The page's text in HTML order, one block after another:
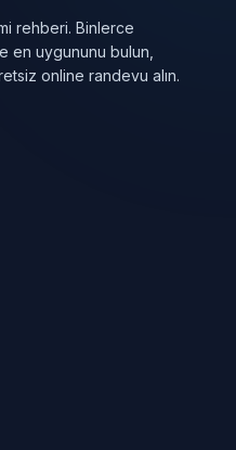
rehberi. Binlerce
en uygununu bulun,
online randevu alın.